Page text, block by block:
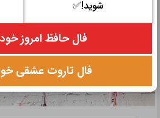
شوید!✅
فال حافظ امروز خود
فال تاروت عشقی خود